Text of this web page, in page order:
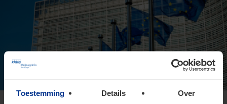
Toestemming Details Over